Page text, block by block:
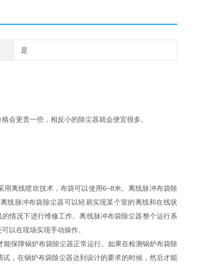
是
会更贵一些，相反小的除尘器就会便宜很多。
离线喷吹技术，布袋可以使用6~8米。离线脉冲布袋除
线脉冲布袋除尘器可以轻易实现某个室的离线和在线状
情况下进行维修工作。离线脉冲布袋除尘器整个运行系
以在现场实现手动操作。
保障锅炉布袋除尘器正常运行。如果在检测锅炉布袋除
，在锅炉布袋除尘器达到设计的要求的时候，然后才能